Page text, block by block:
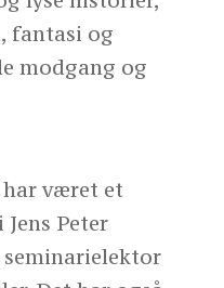
fantasi og
modgang og
været et
Peter
seminarielektor